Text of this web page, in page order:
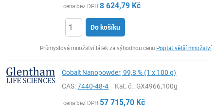
cena bez DPH 8 624,79 Kč
Do košíku
Průmyslová množství látek za výhodnou cenu Poptat větší množství
Cobalt Nanopowder, 99,8 % (1 x 100 g)
CAS:7440-48-4 Kat. č.: GX4966,100g
cena bez DPH 57 715,70 Kč